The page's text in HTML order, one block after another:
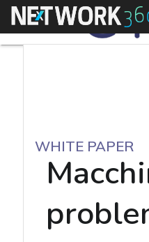
Menu
WHITE PAPER